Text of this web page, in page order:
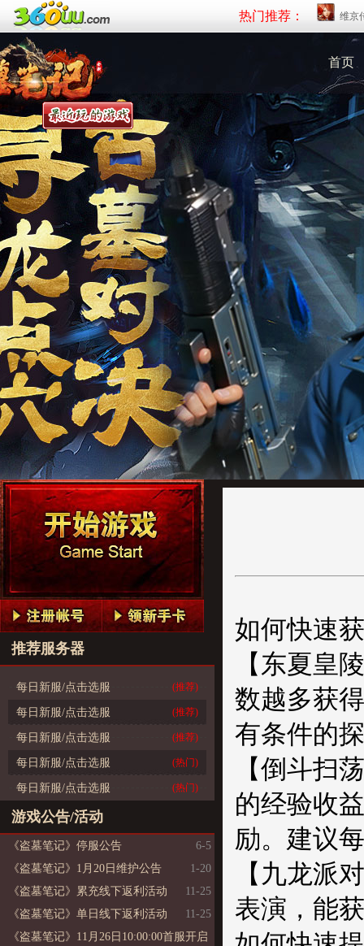
热门推荐： 维京
首页
推荐服务器
每日新服/点击选服 (推荐)
每日新服/点击选服 (推荐)
每日新服/点击选服 (推荐)
每日新服/点击选服 (热门)
每日新服/点击选服 (热门)
游戏公告/活动
《盗墓笔记》停服公告
6-5
《盗墓笔记》1月20日维护公告
1-20
《盗墓笔记》累充线下返利活动
11-25
《盗墓笔记》单日线下返利活动
11-25
《盗墓笔记》11月26日10:00:00首服开启
如何快速
【东夏皇
数越多获
有条件的
【倒斗扫
的经验收
励。建议
【九龙派
表演，能